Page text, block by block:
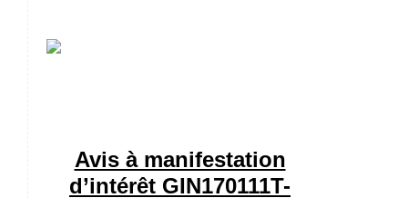
Avis à manifestation
d’intérêt GIN170111T-